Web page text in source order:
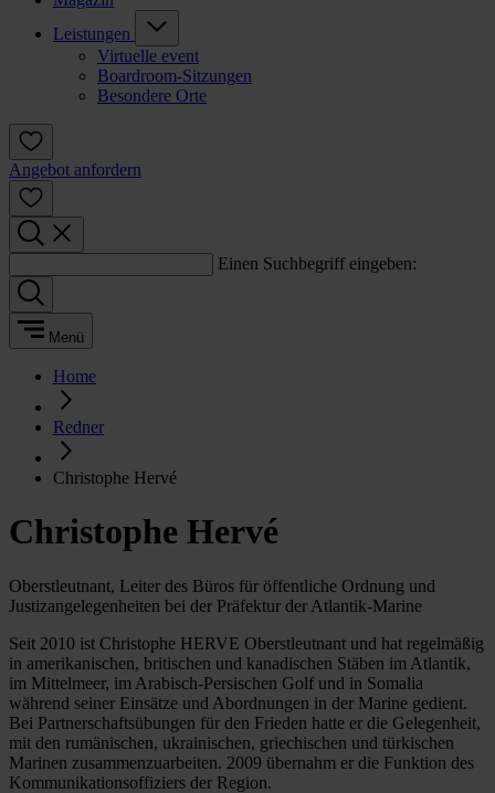
Leistungen
Virtuelle event
Boardroom-Sitzungen
Besondere Orte
Angebot anfordern
Einen Suchbegriff eingeben:
Menü
Home
Redner
Christophe Hervé
Christophe Hervé
Oberstleutnant, Leiter des Büros für öffentliche Ordnung und
Justizangelegenheiten bei der Präfektur der Atlantik-Marine
Seit 2010 ist Christophe HERVE Oberstleutnant und hat regelmäßig
in amerikanischen, britischen und kanadischen Stäben im Atlantik,
im Mittelmeer, im Arabisch-Persischen Golf und in Somalia
während seiner Einsätze und Abordnungen in der Marine gedient.
Bei Partnerschaftsübungen für den Frieden hatte er die Gelegenheit,
mit den rumänischen, ukrainischen, griechischen und türkischen
Marinen zusammenzuarbeiten. 2009 übernahm er die Funktion des
Kommunikationsoffiziers der Region.